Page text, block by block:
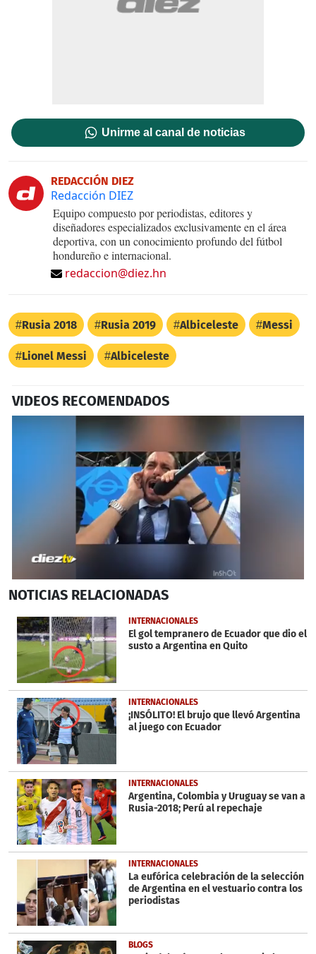
Unirme al canal de noticias
REDACCIÓN DIEZ
Redacción DIEZ
Equipo compuesto por periodistas, editores y
diseñadores especializados exclusivamente en el área
deportiva, con un conocimiento profundo del fútbol
hondureño e internacional.
redaccion@diez.hn
Rusia 2018 Rusia 2019 Albiceleste Messi
Lionel Messi Albiceleste
VIDEOS RECOMENDADOS
seconds
1
minute,
0
NOTICIAS RELACIONADAS
INTERNACIONALES
El gol tempranero de Ecuador que dio el
susto a Argentina en Quito
INTERNACIONALES
¡INSÓLITO! El brujo que llevó Argentina
al juego con Ecuador
INTERNACIONALES
Argentina, Colombia y Uruguay se van a
Rusia-2018; Perú al repechaje
INTERNACIONALES
La eufórica celebración de la selección
de Argentina en el vestuario contra los
periodistas
BLOGS